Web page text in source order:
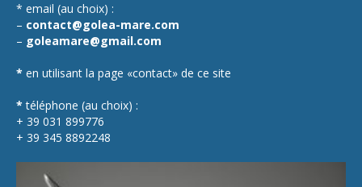
* email (au choix) :
– contact@golea-mare.com
– goleamare@gmail.com
* en utilisant la page «contact» de ce site
* téléphone (au choix) :
+ 39 031 899776
+ 39 345 8892248